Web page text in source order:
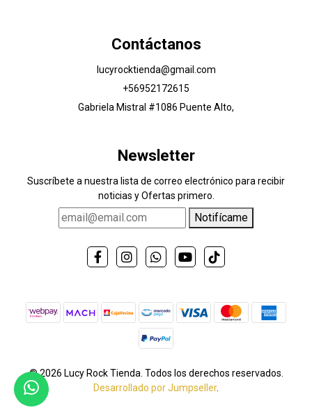
Contáctanos
lucyrocktienda@gmail.com
+56952172615
Gabriela Mistral #1086 Puente Alto,
Newsletter
Suscríbete a nuestra lista de correo electrónico para recibir
noticias y Ofertas primero.
Notifícame
© 2026 Lucy Rock Tienda. Todos los derechos reservados.
Desarrollado por Jumpseller.